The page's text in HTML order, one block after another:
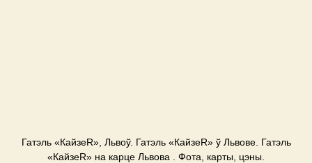
Гатэль «КайзеR», Львоў. Гатэль «КайзеR» ў Львове. Гатэль
«КайзеR» на карце Львова . Фота, карты, цэны.